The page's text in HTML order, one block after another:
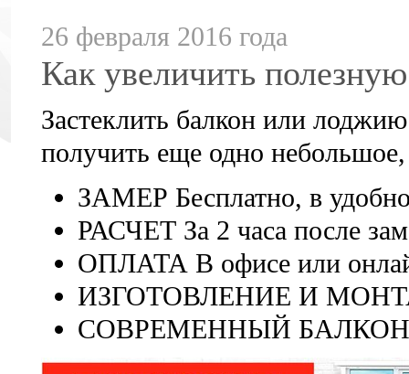
26 февраля 2016 года
Как увеличить
Застеклить балкон или
получить еще одно
ЗАМЕР Бесплатно, в
РАСЧЕТ За 2 часа после
ОПЛАТА В офисе или
ИЗГОТОВЛЕНИЕ И МОНТАЖ
СОВРЕМЕННЫЙ БАЛКОН с